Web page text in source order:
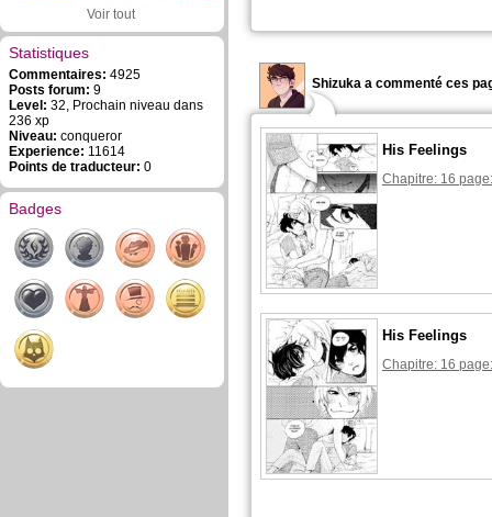
Voir tout
Statistiques
Commentaires: 4925
Posts forum: 9
Level: 32, Prochain niveau dans
236 xp
Niveau: conqueror
Experience: 11614
Points de traducteur: 0
Badges
Shizuka a commenté ces
His Feelings
Chapitre: 16
His Feelings
Chapitre: 16